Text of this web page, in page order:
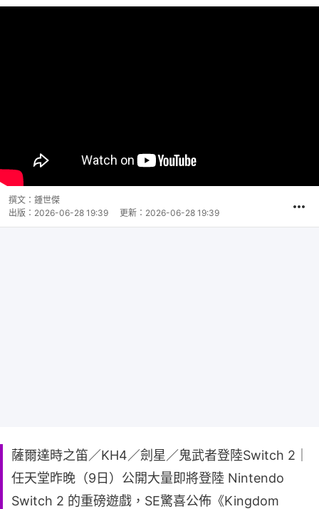
撰文： 鍾世傑
出版： 2026-06-28 19:39 更新： 2026-06-28 19:39
薩爾達時之笛／KH4／劍星／鬼武者登陸Switch 2｜
任天堂昨晚（9日）公開大量即將登陸 Nintendo
Switch 2 的重磅遊戲，SE驚喜公佈《Kingdom